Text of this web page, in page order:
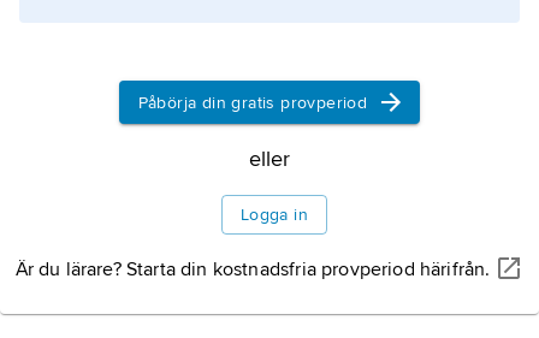
Påbörja din gratis provperiod
eller
Logga in
Är du lärare? Starta din kostnadsfria provperiod härifrån.